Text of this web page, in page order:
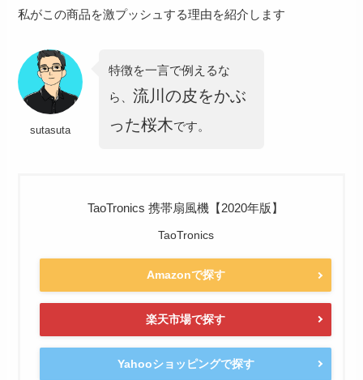
私がこの商品を激プッシュする理由を紹介します
sutasuta
特徴を一言で例えるな
ら、流川の皮をかぶ
った桜木です。
TaoTronics 携帯扇風機【2020年版】
TaoTronics
Amazonで探す
楽天市場で探す
Yahooショッピングで探す